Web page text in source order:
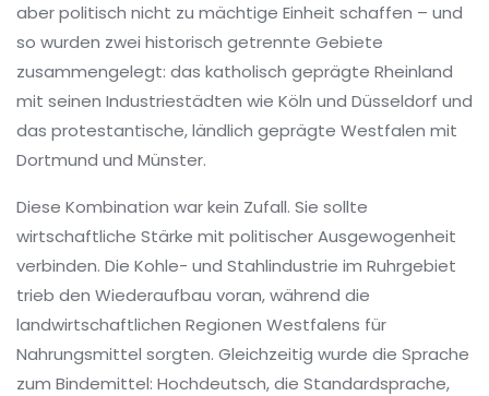
aber politisch nicht zu mächtige Einheit schaffen – und
so wurden zwei historisch getrennte Gebiete
zusammengelegt: das katholisch geprägte Rheinland
mit seinen Industriestädten wie Köln und Düsseldorf und
das protestantische, ländlich geprägte Westfalen mit
Dortmund und Münster.
Diese Kombination war kein Zufall. Sie sollte
wirtschaftliche Stärke mit politischer Ausgewogenheit
verbinden. Die Kohle- und Stahlindustrie im Ruhrgebiet
trieb den Wiederaufbau voran, während die
landwirtschaftlichen Regionen Westfalens für
Nahrungsmittel sorgten. Gleichzeitig wurde die Sprache
zum Bindemittel: Hochdeutsch,die Standardsprache,